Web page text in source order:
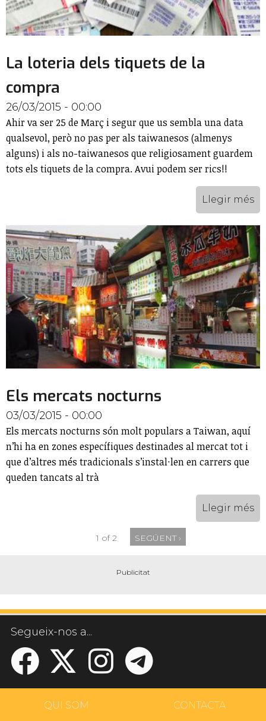
La loteria dels tiquets de la
compra
26/03/2015 - 00:00
Ahir va ser 25 de Març i segur que us sembla una data
qualsevol, però no pas per als taiwanesos (almenys
alguns) i als no-taiwanesos que religiosament guardem
tots els tiquets de la compra. Avui podem ser rics!!
Llegir més
Els mercats nocturns
03/03/2015 - 00:00
Els mercats nocturns són molt populars a Taiwan, aquí
n’hi ha en zones específiques destinades al mercat tot i
que d’altres més tradicionals s’instal·len en carrers que
queden tancats al trà
Llegir més
1 of 2 SEGÜENT ›
Segueix-nos a...
QUI SOM CONTACTA